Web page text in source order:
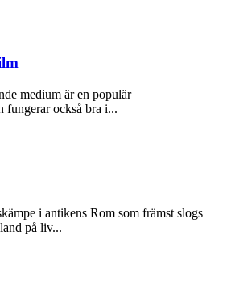
medium är en populär
fungerar också bra i...
i antikens Rom som främst slogs
på liv...